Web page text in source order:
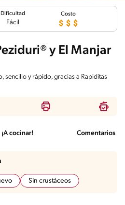
Dificultad
Fácil
Costo
y El Manjar
sencillo y rápido, gracias a Rapiditas
¡A cocinar! Comentarios
Sin crustáceos